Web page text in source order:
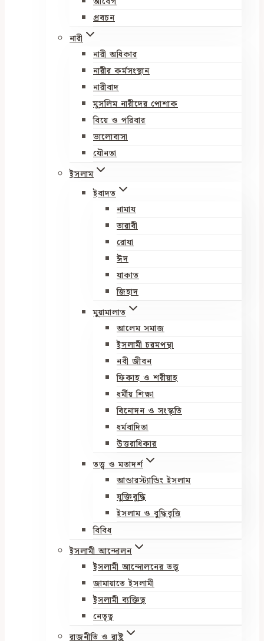
প্রবচন
নারী
নারী অধিকার
নারীর কর্মসংস্থান
নারীবাদ
মুসলিম নারীদের পোশাক
বিয়ে ও পরিবার
ভালোবাসা
যৌনতা
ইসলাম
ইবাদত
নামায
তারাবী
রোযা
ঈদ
যাকাত
জিহাদ
মুয়ামালাত
আলেম সমাজ
ইসলামী চরমপন্থা
নবী জীবন
ফিকাহ ও শরীয়াহ
ধর্মীয় শিক্ষা
বিনোদন ও সংস্কৃতি
ধর্মবাদিতা
উত্তরাধিকার
তত্ত্ব ও মতাদর্শ
আন্ডারস্ট্যান্ডিং ইসলাম
যুক্তিবুদ্ধি
ইসলাম ও বুদ্ধিবৃত্তি
বিবিধ
ইসলামী আন্দোলন
ইসলামী আন্দোলনের তত্ত্ব
জামায়াতে ইসলামী
ইসলামী ব্যক্তিত্ব
নেতৃত্ব
রাজনীতি ও রাষ্ট্র